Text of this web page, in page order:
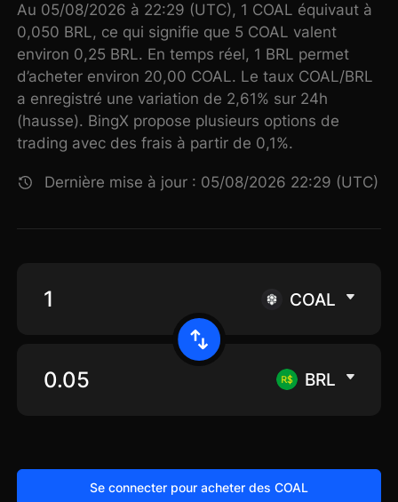
Au 05/08/2026 à 22:29 (UTC), 1 COAL équivaut à
0,050 BRL, ce qui signifie que 5 COAL valent
environ 0,25 BRL. En temps réel, 1 BRL permet
d’acheter environ 20,00 COAL. Le taux COAL/BRL
a enregistré une variation de 2,61% sur 24h
(hausse). BingX propose plusieurs options de
trading avec des frais à partir de 0,1%.
Dernière mise à jour : 05/08/2026 22:29 (UTC)
COAL
BRL
Se connecter pour acheter des COAL